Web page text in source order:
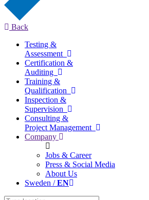
Back
Testing &
Assessment
Certification &
Auditing
Training &
Qualification
Inspection &
Supervision
Consulting &
Project Management
Company
Jobs & Career
Press & Social Media
About Us
Sweden /EN